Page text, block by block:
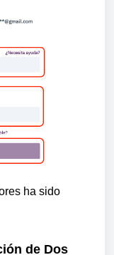
ha sido
de Dos